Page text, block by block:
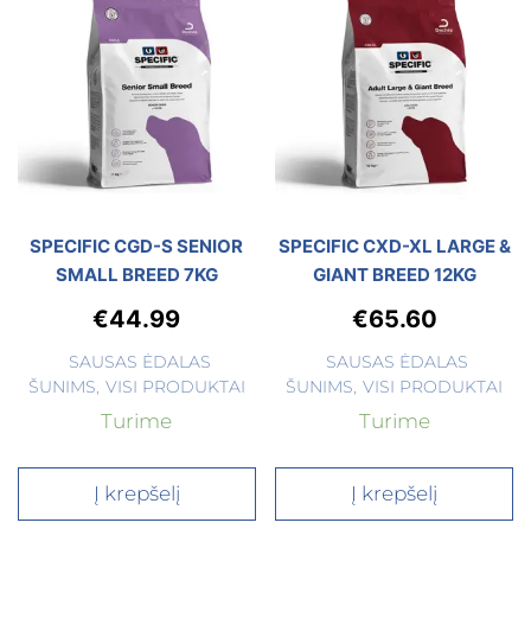
SPECIFIC CGD-S SENIOR
SMALL BREED 7KG
€44.99
SAUSAS ĖDALAS
ŠUNIMS VISI PRODUKTAI
Turime
Į krepšelį
SPECIFIC CXD-XL LARGE &
GIANT BREED 12KG
€65.60
SAUSAS ĖDALAS
ŠUNIMS VISI PRODUKTAI
Turime
Į krepšelį